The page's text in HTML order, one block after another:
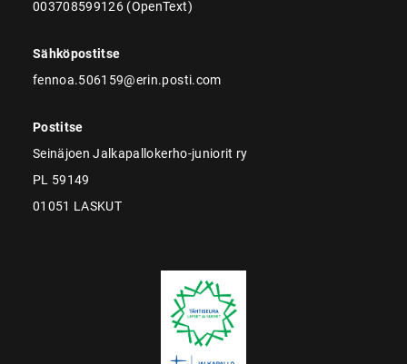
003708599126 (OpenText)
Sähköpostitse
fennoa.506159@erin.posti.com
Postitse
Seinäjoen Jalkapallokerho-juniorit ry
PL 59149
01051 LASKUT